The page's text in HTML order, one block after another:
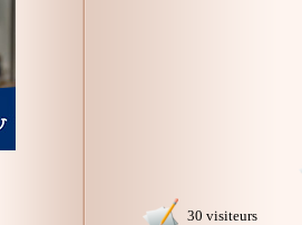
30 visiteurs